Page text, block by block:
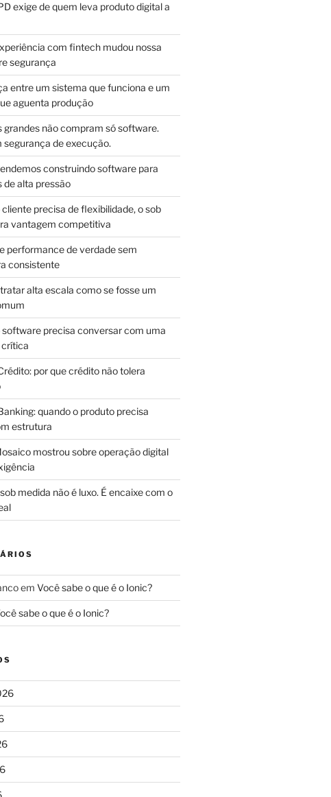
exige de quem leva produto digital a
com fintech mudou nossa
segurança
entre um sistema que funciona e um
aguenta produção
grandes não compram só software.
segurança de execução.
construindo software para
alta pressão
cliente precisa de flexibilidade, o sob
vantagem competitiva
performance de verdade sem
consistente
alta escala como se fosse um
software precisa conversar com uma
por que crédito não tolera
quando o produto precisa
estrutura
mostrou sobre operação digital
medida não é luxo. É encaixe com o
em Você sabe o que é o Ionic?
sabe o que é o Ionic?